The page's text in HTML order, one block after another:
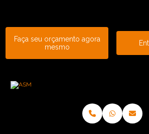
Faça seu orçamento agora
mesmo